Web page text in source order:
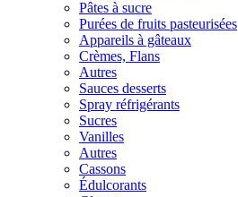
Pâtes à sucre
Purées de fruits pasteurisées
Appareils à gâteaux
Crèmes, Flans
Autres
Sauces desserts
Spray réfrigérants
Sucres
Vanilles
Autres
Cassons
Édulcorants